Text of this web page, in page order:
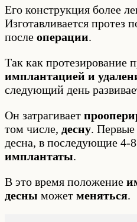
Его конструкция более
Изготавливается протез
после операции.
Так как протезирование
имплантацией и
следующий день
Он затрагивает
том числе, десну. Первые
десна, в последующие 4-
имплантаты.
В это время положение
десны может меняться.